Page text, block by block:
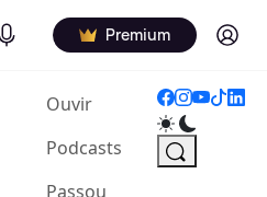
Podcasts Premium Log in
Ouvir(current)
Podcasts
Passou